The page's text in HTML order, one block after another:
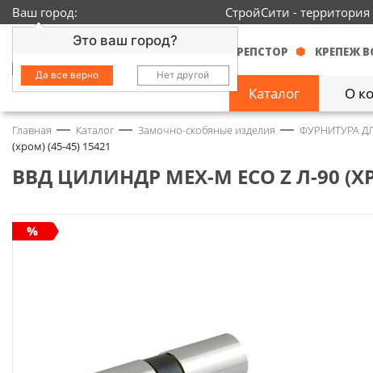
Ваш город:
Это ваш город?
Да все верно Нет другой
СтройСити -
КРЕПСТОР КРЕПЕЖ
Каталог О
Замочно-скобяные
изделия 1429
Инструмент 2363
Колеса
Главная Каталог Замочно-скобяные изделия ФУРНИТУРА
(хром) (45-45) 15421
ВВД ЦИЛИНДР МЕХ-М ECO Z Л-90